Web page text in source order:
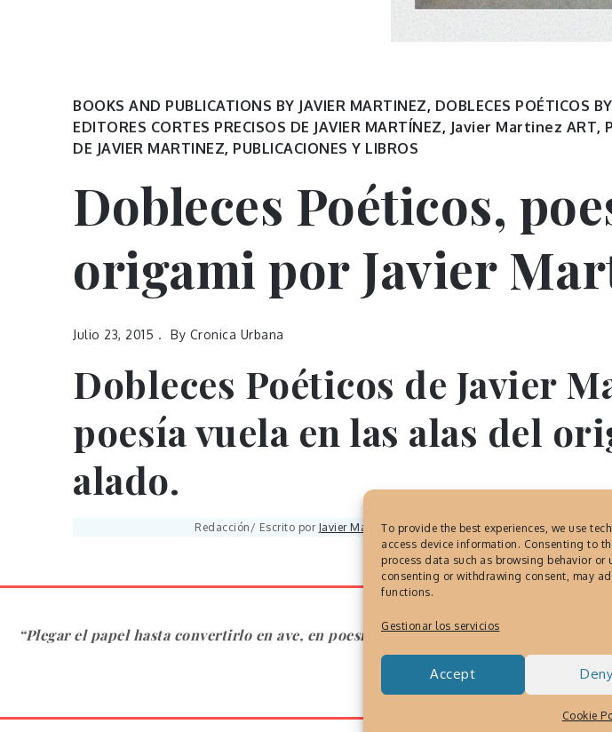
To provide the best experiences, we use
access device information. Consenting to
process data such as browsing behavior or
consenting or withdrawing consent, may
functions.
Gestionar los servicios
Accept Deny
Cookie
BOOKS AND PUBLICATIONS BY JAVIER MARTINEZ, DOBLECES POÉTICOS
EDITORES CORTES PRECISOS DE JAVIER MARTÍNEZ, Javier Martinez ART,
DE JAVIER MARTINEZ, PUBLICACIONES Y LIBROS
Dobleces Poéticos,
origami por Javier
Julio 23, 2015 By Cronica Urbana
Dobleces Poéticos de Javier
poesía vuela en las alas del
alado.
Redacción/ Escrito por Javier Martínez | Visit [a]Cronica Urbana| Editores
“Plegar el papel hasta convertirlo en ave, en poesía para el tacto, con la misión
mensaje para otros”